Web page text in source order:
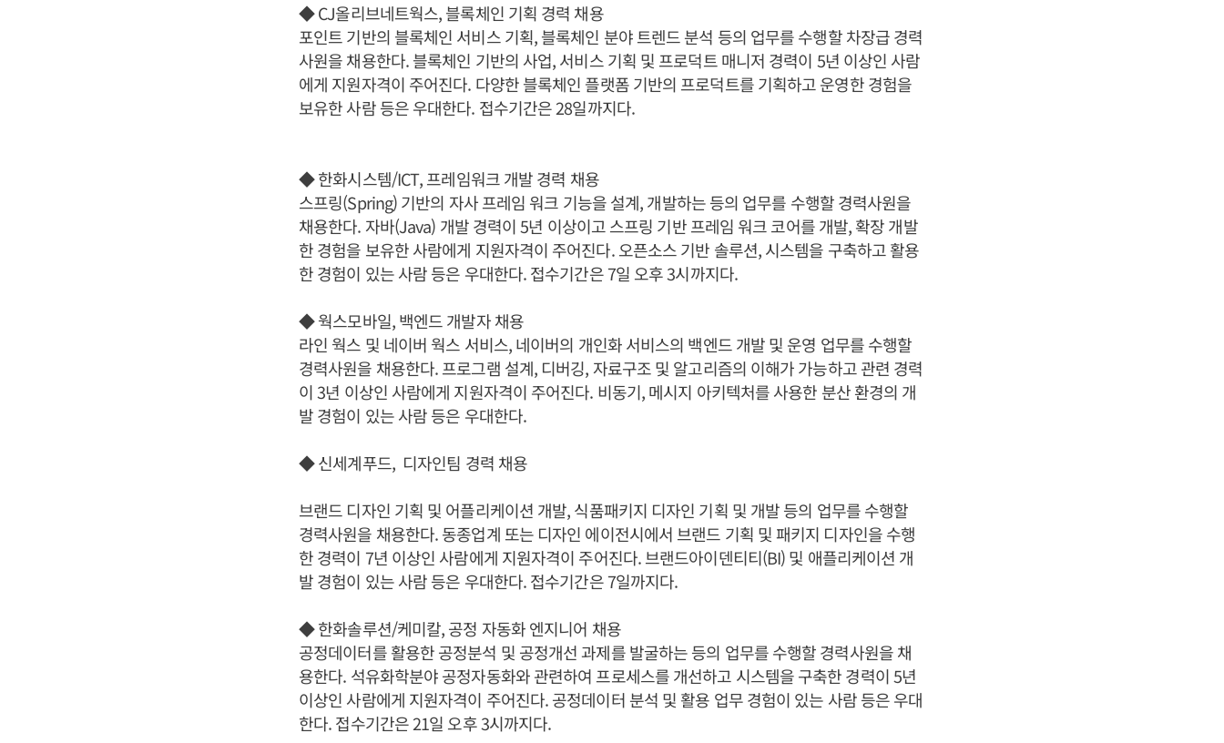
◆ CJ올리브네트웍스, 블록체인 기획 경력 채용
포인트 기반의 블록체인 서비스 기획, 블록체인 분야 트렌드 분석 등의 업무를 수행할 차장급 경력
사원을 채용한다. 블록체인 기반의 사업, 서비스 기획 및 프로덕트 매니저 경력이 5년 이상인 사람
에게 지원자격이 주어진다. 다양한 블록체인 플랫폼 기반의 프로덕트를 기획하고 운영한 경험을
보유한 사람 등은 우대한다. 접수기간은 28일까지다.
◆ 한화시스템/ICT, 프레임워크 개발 경력 채용
스프링(Spring) 기반의 자사 프레임 워크 기능을 설계, 개발하는 등의 업무를 수행할 경력사원을
채용한다. 자바(Java) 개발 경력이 5년 이상이고 스프링 기반 프레임 워크 코어를 개발, 확장 개발
한 경험을 보유한 사람에게 지원자격이 주어진다. 오픈소스 기반 솔루션, 시스템을 구축하고 활용
한 경험이 있는 사람 등은 우대한다. 접수기간은 7일 오후 3시까지다.
◆ 웍스모바일, 백엔드 개발자 채용
라인 웍스 및 네이버 웍스 서비스, 네이버의 개인화 서비스의 백엔드 개발 및 운영 업무를 수행할
경력사원을 채용한다. 프로그램 설계, 디버깅, 자료구조 및 알고리즘의 이해가 가능하고 관련 경력
이 3년 이상인 사람에게 지원자격이 주어진다. 비동기, 메시지 아키텍처를 사용한 분산 환경의 개
발 경험이 있는 사람 등은 우대한다.
◆ 신세계푸드, 디자인팀 경력 채용
브랜드 디자인 기획 및 어플리케이션 개발, 식품패키지 디자인 기획 및 개발 등의 업무를 수행할
경력사원을 채용한다. 동종업계 또는 디자인 에이전시에서 브랜드 기획 및 패키지 디자인을 수행
한 경력이 7년 이상인 사람에게 지원자격이 주어진다. 브랜드아이덴티티(BI) 및 애플리케이션 개
발 경험이 있는 사람 등은 우대한다. 접수기간은 7일까지다.
◆ 한화솔루션/케미칼, 공정 자동화 엔지니어 채용
공정데이터를 활용한 공정분석 및 공정개선 과제를 발굴하는 등의 업무를 수행할 경력사원을 채
용한다. 석유화학분야 공정자동화와 관련하여 프로세스를 개선하고 시스템을 구축한 경력이 5년
이상인 사람에게 지원자격이 주어진다. 공정데이터 분석 및 활용 업무 경험이 있는 사람 등은 우대
한다. 접수기간은 21일 오후 3시까지다.